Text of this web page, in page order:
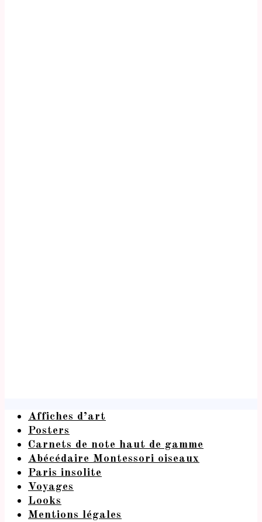
Affiches d’art
Posters
Carnets de note haut de gamme
Abécédaire Montessori oiseaux
Paris insolite
Voyages
Looks
Mentions légales